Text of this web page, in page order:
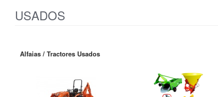
USADOS
Alfaias / Tractores Usados